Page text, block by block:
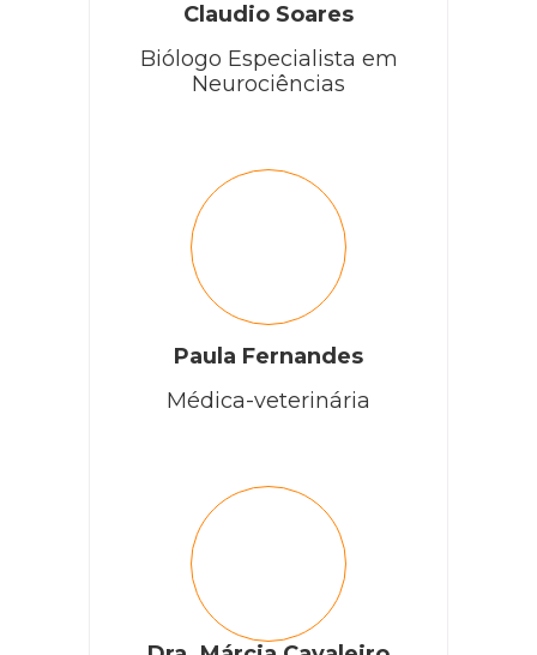
Claudio Soares
Biólogo Especialista em
Neurociências
Paula Fernandes
Médica-veterinária